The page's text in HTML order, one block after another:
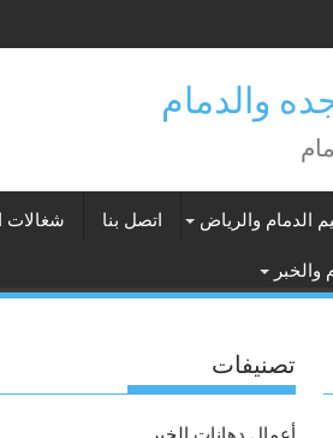
الدمام والرياض اتصل بنا شغالات
والخبر
تصنيفات
أعمال دهانات الخبر